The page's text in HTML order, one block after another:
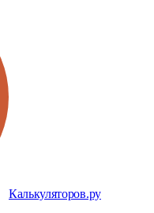
Калькуляторов.ру